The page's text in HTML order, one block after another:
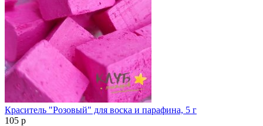
Краситель "Розовый" для воска и парафина, 5 г
105 p